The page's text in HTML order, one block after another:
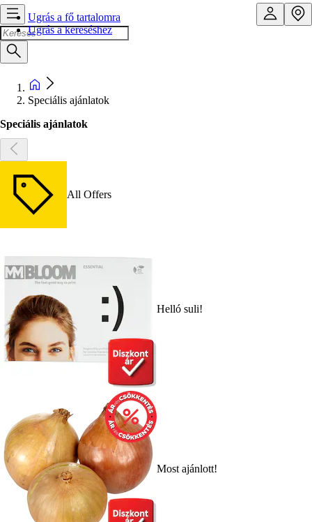
Ugrás a fő tartalomra
Ugrás a kereséshez
Speciális ajánlatok
Speciális ajánlatok
All Offers
Helló suli!
Most ajánlott!